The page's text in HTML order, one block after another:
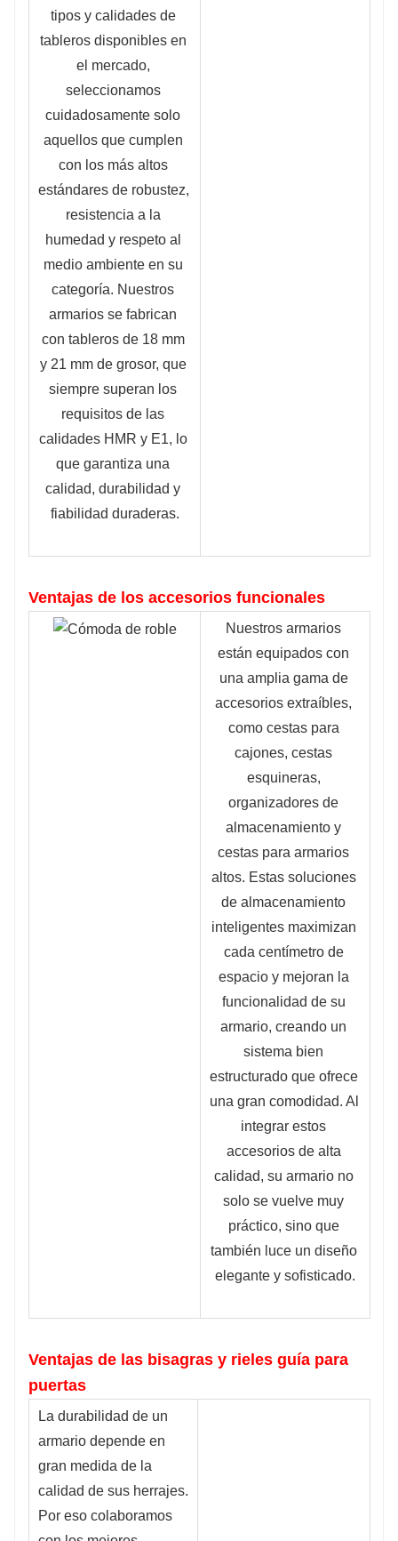
tipos y calidades de
tableros disponibles en
el mercado,
seleccionamos
cuidadosamente solo
aquellos que cumplen
con los más altos
estándares de robustez,
resistencia a la
humedad y respeto al
medio ambiente en su
categoría. Nuestros
armarios se fabrican
con tableros de 18 mm
y 21 mm de grosor, que
siempre superan los
requisitos de las
calidades HMR y E1, lo
que garantiza una
calidad, durabilidad y
fiabilidad duraderas.
Ventajas de los accesorios funcionales
Nuestros armarios
están equipados con
una amplia gama de
accesorios extraíbles,
como cestas para
cajones, cestas
esquineras,
organizadores de
almacenamiento y
cestas para armarios
altos. Estas soluciones
de almacenamiento
inteligentes maximizan
cada centímetro de
espacio y mejoran la
funcionalidad de su
armario, creando un
sistema bien
estructurado que ofrece
una gran comodidad. Al
integrar estos
accesorios de alta
calidad, su armario no
solo se vuelve muy
práctico, sino que
también luce un diseño
elegante y sofisticado.
Ventajas de las bisagras y rieles guía para
puertas
La durabilidad de un
armario depende en
gran medida de la
calidad de sus herrajes.
Por eso colaboramos